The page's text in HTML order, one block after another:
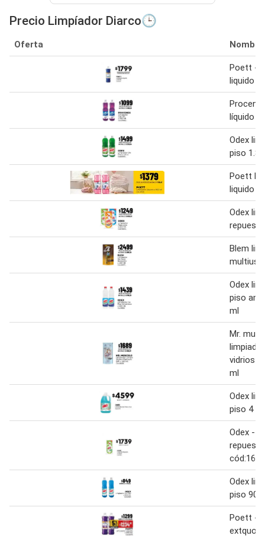
Precio Limpíador Diarco🕒
Oferta Nombre
Poett -
liquido
líquido
Odex
piso 1.8 l
Poett
liquido
Odex
Blem
multiuso
Odex
piso
ml
Mr.
vidrios
ml
Odex
piso 4 l
Odex -
Odex
piso 900
Poett -